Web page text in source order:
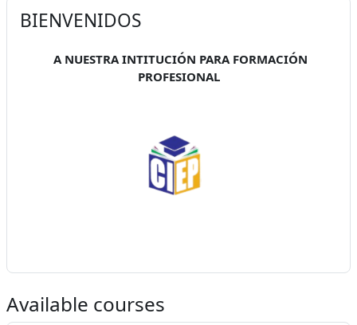
BIENVENIDOS
A NUESTRA INTITUCIÓN PARA FORMACIÓN
PROFESIONAL
Available courses